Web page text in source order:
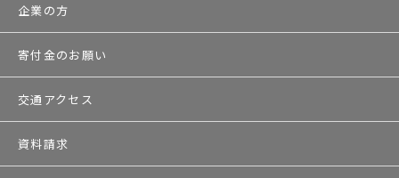
企業の方
寄付金のお願い
交通アクセス
資料請求